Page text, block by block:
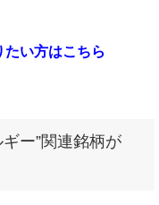
い方はこちら
ー”関連銘柄が